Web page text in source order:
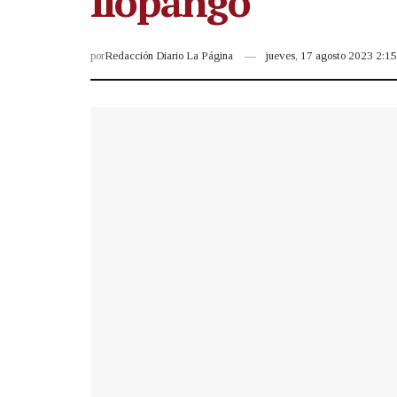
porRedacción Diario La Página jueves, 17 agosto 2023